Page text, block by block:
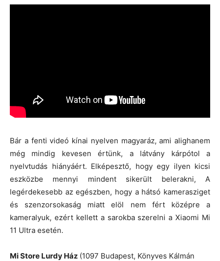
Bár a fenti videó kínai nyelven magyaráz, ami alighanem
még mindig kevesen értünk, a látvány kárpótol a
nyelvtudás hiányáért. Elképesztő, hogy egy ilyen kicsi
eszközbe mennyi mindent sikerült belerakni, A
legérdekesebb az egészben, hogy a hátsó kamerasziget
és szenzorsokaság miatt elöl nem fért középre a
kameralyuk, ezért kellett a sarokba szerelni a Xiaomi Mi
11 Ultra esetén.
Mi Store Lurdy Ház (1097 Budapest, Könyves Kálmán